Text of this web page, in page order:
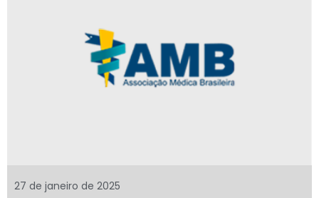
27 de janeiro de 2025